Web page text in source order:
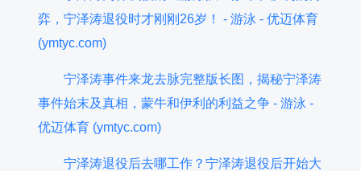
弈，宁泽涛退役时才刚刚26岁！ - 游泳 - 优迈体育
(ymtyc.com)
宁泽涛事件来龙去脉完整版长图，揭秘宁泽涛
事件始末及真相，蒙牛和伊利的利益之争 - 游泳 -
优迈体育 (ymtyc.com)
宁泽涛退役后去哪工作？宁泽涛退役后开始大